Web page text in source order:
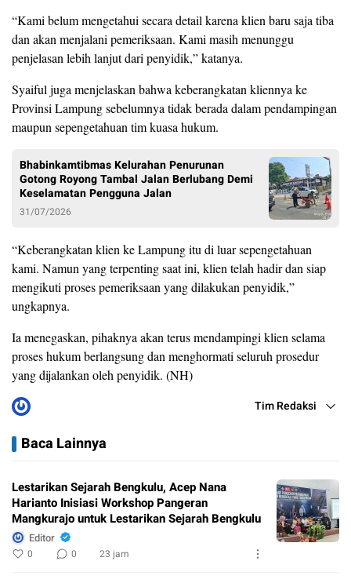
“Kami belum mengetahui secara detail karena klien baru saja tiba
dan akan menjalani pemeriksaan. Kami masih menunggu
penjelasan lebih lanjut dari penyidik,” katanya.
Syaiful juga menjelaskan bahwa keberangkatan kliennya ke
Provinsi Lampung sebelumnya tidak berada dalam pendampingan
maupun sepengetahuan tim kuasa hukum.
Bhabinkamtibmas Kelurahan Penurunan
Gotong Royong Tambal Jalan Berlubang Demi
Keselamatan Pengguna Jalan
31/07/2026
“Keberangkatan klien ke Lampung itu di luar sepengetahuan
kami. Namun yang terpenting saat ini, klien telah hadir dan siap
mengikuti proses pemeriksaan yang dilakukan penyidik,”
ungkapnya.
Ia menegaskan, pihaknya akan terus mendampingi klien selama
proses hukum berlangsung dan menghormati seluruh prosedur
yang dijalankan oleh penyidik. (NH)
Tim Redaksi
Baca Lainnya
Lestarikan Sejarah Bengkulu, Acep Nana
Harianto Inisiasi Workshop Pangeran
Mangkurajo untuk Lestarikan Sejarah Bengkulu
Editor
0 0 23 jam